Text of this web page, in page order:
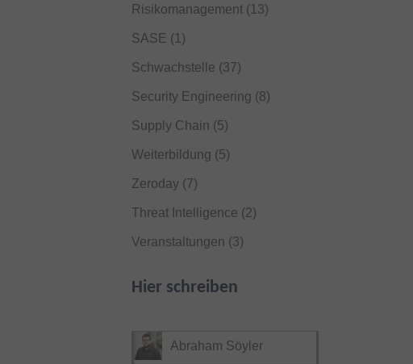
Risikomanagement(13)
SASE (1)
Schwachstelle (37)
Security Engineering (8)
Supply Chain (5)
Weiterbildung (5)
Zeroday(7)
Threat Intelligence (2)
Veranstaltungen (3)
Hier schreiben
Abraham Söyler